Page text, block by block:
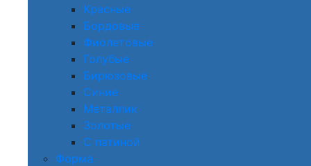
Красные
Бордовые
Фиолетовые
Голубые
Бирюзовые
Синие
Металлик
Золотые
С патиной
Форма